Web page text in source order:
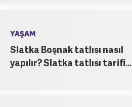
YAŞAM
Slatka Boşnak tatlısı nasıl
yapılır? Slatka tatlısı tarifi...